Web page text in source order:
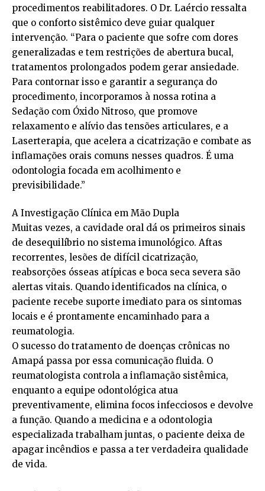
procedimentos reabilitadores. O Dr. Laércio ressalta
que o conforto sistêmico deve guiar qualquer
intervenção. “Para o paciente que sofre com dores
generalizadas e tem restrições de abertura bucal,
tratamentos prolongados podem gerar ansiedade.
Para contornar isso e garantir a segurança do
procedimento, incorporamos à nossa rotina a
Sedação com Óxido Nitroso, que promove
relaxamento e alívio das tensões articulares, e a
Laserterapia, que acelera a cicatrização e combate as
inflamações orais comuns nesses quadros. É uma
odontologia focada em acolhimento e
previsibilidade.”
A Investigação Clínica em Mão Dupla
Muitas vezes, a cavidade oral dá os primeiros sinais
de desequilíbrio no sistema imunológico. Aftas
recorrentes, lesões de difícil cicatrização,
reabsorções ósseas atípicas e boca seca severa são
alertas vitais. Quando identificados na clínica, o
paciente recebe suporte imediato para os sintomas
locais e é prontamente encaminhado para a
reumatologia.
O sucesso do tratamento de doenças crônicas no
Amapá passa por essa comunicação fluida. O
reumatologista controla a inflamação sistêmica,
enquanto a equipe odontológica atua
preventivamente, elimina focos infecciosos e devolve
a função. Quando a medicina e a odontologia
especializada trabalham juntas, o paciente deixa de
apagar incêndios e passa a ter verdadeira qualidade
de vida.